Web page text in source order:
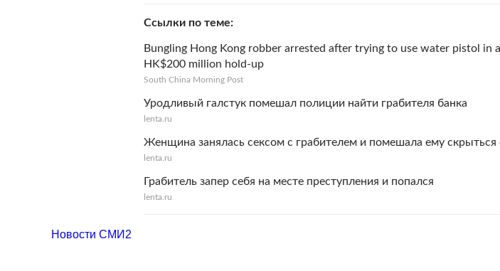
Ссылки по теме
Bungling Hong Kong robber arrested after trying to use water pistol in
HK$200 million hold-up
South China Morning Post
Уродливый галстук помешал полиции найти грабителя банка
lenta.ru
Женщина занялась сексом с грабителем и помешала ему скрыться
lenta.ru
Грабитель запер себя на месте преступления и попался
lenta.ru
Новости СМИ2